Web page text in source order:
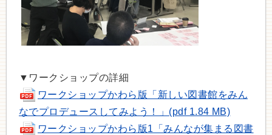
▼ワークショップの詳細
ワークショップかわら版「新しい図書館をみん
なでプロデュースしてみよう！」(pdf 1.84 MB)
ワークショップかわら版1「みんなが集まる図書